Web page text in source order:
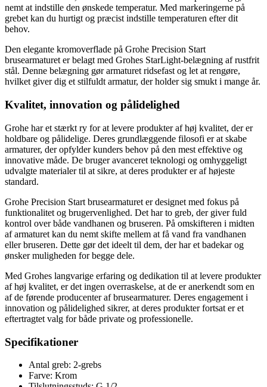
nemt at indstille den ønskede temperatur. Med markeringerne på
grebet kan du hurtigt og præcist indstille temperaturen efter dit
behov.
Den elegante kromoverflade på Grohe Precision Start
brusearmaturet er belagt med Grohes StarLight-belægning af rustfrit
stål. Denne belægning gør armaturet ridsefast og let at rengøre,
hvilket giver dig et stilfuldt armatur, der holder sig smukt i mange år.
Kvalitet, innovation og pålidelighed
Grohe har et stærkt ry for at levere produkter af høj kvalitet, der er
holdbare og pålidelige. Deres grundlæggende filosofi er at skabe
armaturer, der opfylder kunders behov på den mest effektive og
innovative måde. De bruger avanceret teknologi og omhyggeligt
udvalgte materialer til at sikre, at deres produkter er af højeste
standard.
Grohe Precision Start brusearmaturet er designet med fokus på
funktionalitet og brugervenlighed. Det har to greb, der giver fuld
kontrol over både vandhanen og bruseren. På omskifteren i midten
af armaturet kan du nemt skifte mellem at få vand fra vandhanen
eller bruseren. Dette gør det ideelt til dem, der har et badekar og
ønsker muligheden for begge dele.
Med Grohes langvarige erfaring og dedikation til at levere produkter
af høj kvalitet, er det ingen overraskelse, at de er anerkendt som en
af ​​de førende producenter af brusearmaturer. Deres engagement i
innovation og pålidelighed sikrer, at deres produkter fortsat er et
eftertragtet valg for både private og professionelle.
Specifikationer
Antal greb: 2-grebs
Farve: Krom